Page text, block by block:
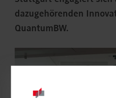
dazugehörenden
QuantumBW.